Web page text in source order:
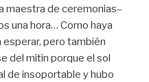
maestra de ceremonias–
una hora… Como haya
pero también
del mitin porque el sol
de insoportable y hubo